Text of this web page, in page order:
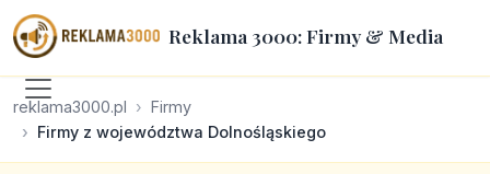
Reklama 3000: Firmy & Media
reklama3000.pl
Firmy
Firmy z województwa Dolnośląskiego